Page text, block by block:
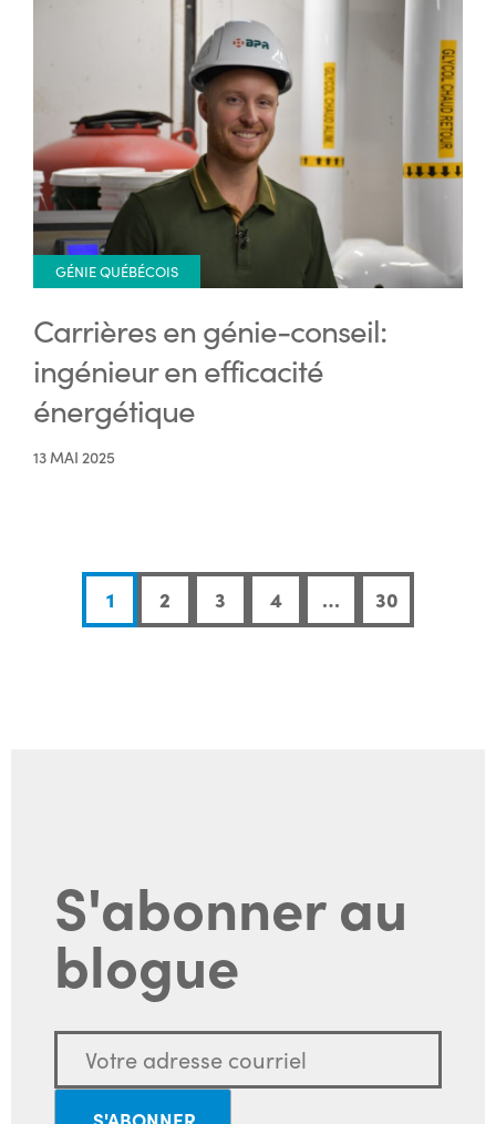
GÉNIE QUÉBÉCOIS
Carrières en génie-conseil:
ingénieur en efficacité
énergétique
13 MAI 2025
1 2 3 4 … 30
S'abonner au
blogue